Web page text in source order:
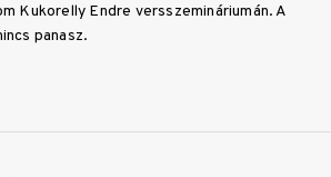
Kukorelly Endre versszemináriumán. A
panasz.